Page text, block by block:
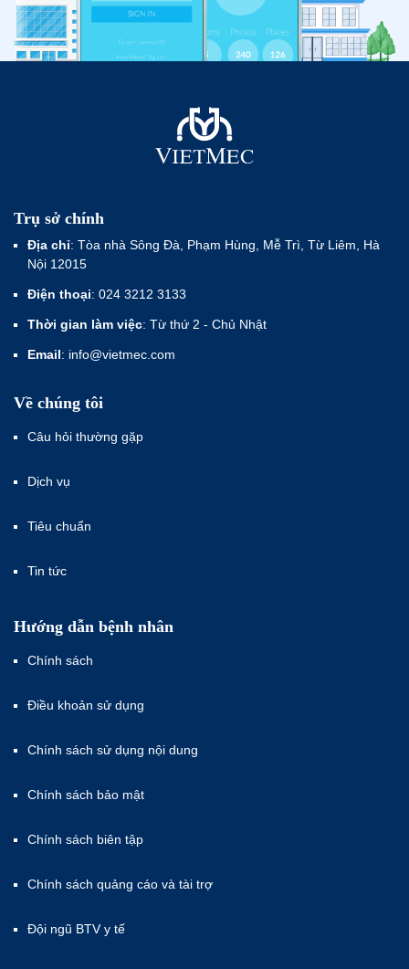
Trụ sở chính
Địa chỉ: Tòa nhà Sông Đà, Phạm Hùng, Mễ Trì, Từ Liêm, Hà
Nội 12015
Điện thoại: 024 3212 3133
Thời gian làm việc: Từ thứ 2 - Chủ Nhật
Email: info@vietmec.com
Về chúng tôi
Câu hỏi thường gặp
Dịch vụ
Tiêu chuẩn
Tin tức
Hướng dẫn bệnh nhân
Chính sách
Điều khoản sử dụng
Chính sách sử dụng nội dung
Chính sách bảo mật
Chính sách biên tập
Chính sách quảng cáo và tài trợ
Đội ngũ BTV y tế